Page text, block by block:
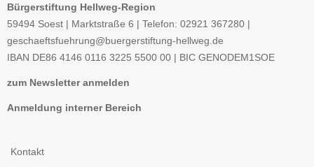
Bürgerstiftung Hellweg-Region
59494 Soest | Marktstraße 6 | Telefon: 02921 367280 |
geschaeftsfuehrung@buergerstiftung-hellweg.de
IBAN DE86 4146 0116 3225 5500 00 | BIC GENODEM1SOE
zum Newsletter anmelden
Anmeldung interner Bereich
Kontakt